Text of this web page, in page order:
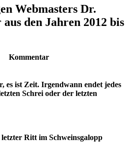
Webmasters Dr.
den Jahren 2012 bis
Kommentar
es ist Zeit. Irgendwann endet jedes
Schrei oder der letzten
letzter Ritt im Schweinsgalopp